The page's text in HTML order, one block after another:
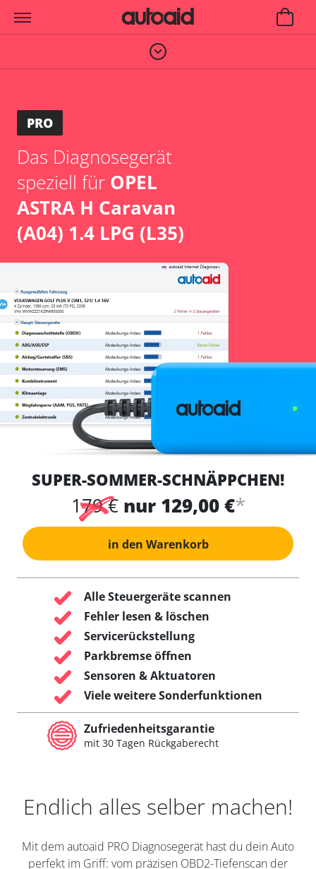
PRO
Das Diagnosegerät
speziell für OPEL
ASTRA H Caravan
(A04) 1.4 LPG (L35)
SUPER-SOMMER-SCHNÄPPCHEN!
179 € nur 129,00 €*
in den Warenkorb
Alle Steuergeräte scannen
Fehler lesen & löschen
Servicerückstellung
Parkbremse öffnen
Sensoren & Aktuatoren
Viele weitere Sonderfunktionen
Zufriedenheitsgarantie
mit 30 Tagen Rückgaberecht
Endlich alles selber machen!
Mit dem autoaid PRO Diagnosegerät hast du dein Auto
perfekt im Griff: vom präzisen OBD2-Tiefenscan der